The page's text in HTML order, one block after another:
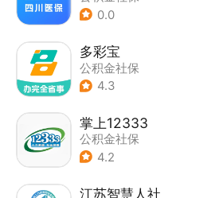
0.0
多彩宝
公积金社保
4.3
掌上12333
公积金社保
4.2
江苏智慧人社